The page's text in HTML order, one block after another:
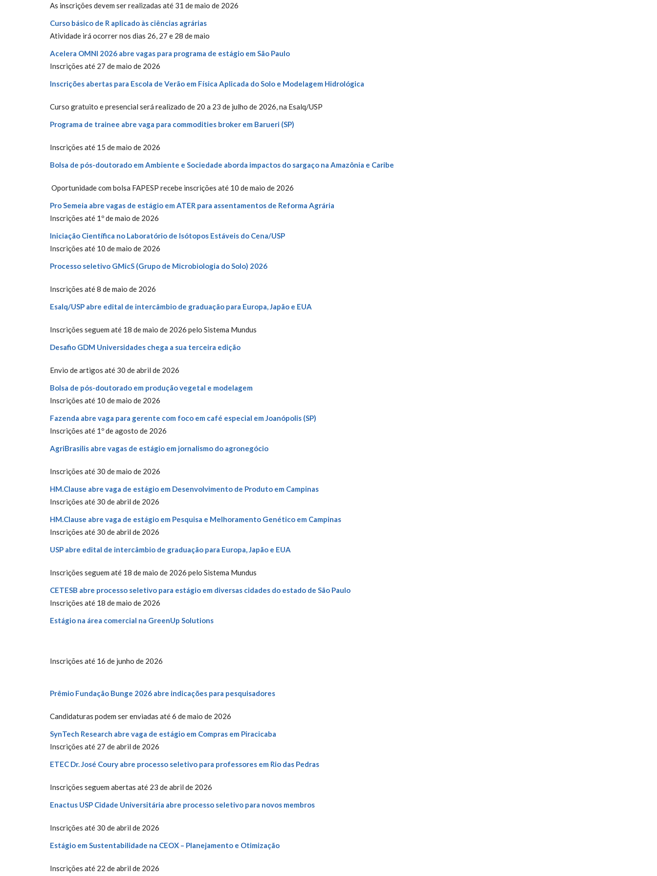
As inscrições devem ser realizadas até 31 de maio de 2026
Curso básico de R aplicado às ciências agrárias
Atividade irá ocorrer nos dias 26, 27 e 28 de maio
Acelera OMNI 2026 abre vagas para programa de estágio em São Paulo
Inscrições até 27 de maio de 2026
Inscrições abertas para Escola de Verão em Física Aplicada do Solo e Modelagem Hidrológica
Curso gratuito e presencial será realizado de 20 a 23 de julho de 2026, na Esalq/USP
Programa de trainee abre vaga para commodities broker em Barueri (SP)
Inscrições até 15 de maio de 2026
Bolsa de pós-doutorado em Ambiente e Sociedade aborda impactos do sargaço na Amazônia e Caribe
Oportunidade com bolsa FAPESP recebe inscrições até 10 de maio de 2026
Pro Semeia abre vagas de estágio em ATER para assentamentos de Reforma Agrária
Inscrições até 1º de maio de 2026
Iniciação Científica no Laboratório de Isótopos Estáveis do Cena/USP
Inscrições até 10 de maio de 2026
Processo seletivo GMicS (Grupo de Microbiologia do Solo) 2026
Inscrições até 8 de maio de 2026
Esalq/USP abre edital de intercâmbio de graduação para Europa, Japão e EUA
Inscrições seguem até 18 de maio de 2026 pelo Sistema Mundus
Desafio GDM Universidades chega a sua terceira edição
Envio de artigos até 30 de abril de 2026
Bolsa de pós-doutorado em produção vegetal e modelagem
Inscrições até 10 de maio de 2026
Fazenda abre vaga para gerente com foco em café especial em Joanópolis (SP)
Inscrições até 1º de agosto de 2026
AgriBrasilis abre vagas de estágio em jornalismo do agronegócio
Inscrições até 30 de maio de 2026
HM.Clause abre vaga de estágio em Desenvolvimento de Produto em Campinas
Inscrições até 30 de abril de 2026
HM.Clause abre vaga de estágio em Pesquisa e Melhoramento Genético em Campinas
Inscrições até 30 de abril de 2026
USP abre edital de intercâmbio de graduação para Europa, Japão e EUA
Inscrições seguem até 18 de maio de 2026 pelo Sistema Mundus
CETESB abre processo seletivo para estágio em diversas cidades do estado de São Paulo
Inscrições até 18 de maio de 2026
Estágio na área comercial na GreenUp Solutions
Inscrições até 16 de junho de 2026
Prêmio Fundação Bunge 2026 abre indicações para pesquisadores
Candidaturas podem ser enviadas até 6 de maio de 2026
SynTech Research abre vaga de estágio em Compras em Piracicaba
Inscrições até 27 de abril de 2026
ETEC Dr. José Coury abre processo seletivo para professores em Rio das Pedras
Inscrições seguem abertas até 23 de abril de 2026
Enactus USP Cidade Universitária abre processo seletivo para novos membros
Inscrições até 30 de abril de 2026
Estágio em Sustentabilidade na CEOX – Planejamento e Otimização
Inscrições até 22 de abril de 2026